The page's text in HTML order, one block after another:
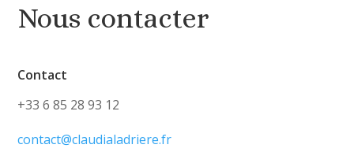
Nous contacter
Contact
+33 6 85 28 93 12
contact@claudialadriere.fr